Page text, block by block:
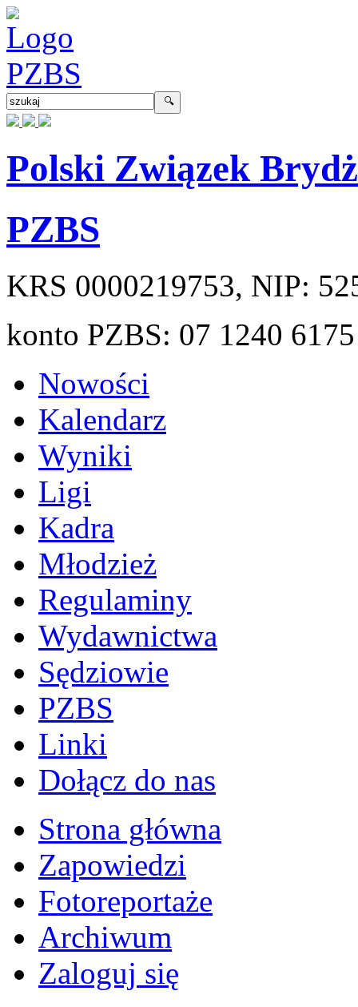
Polski Związek
PZBS
KRS 0000219753, NIP:
konto PZBS: 07 1240
Nowości
Kalendarz
Wyniki
Ligi
Kadra
Młodzież
Regulaminy
Wydawnictwa
Sędziowie
PZBS
Linki
Dołącz do nas
Strona główna
Zapowiedzi
Fotoreportaże
Archiwum
Zaloguj się